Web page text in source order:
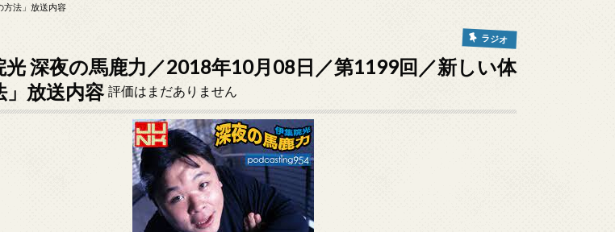
方法」放送内容
ラジオ
光 深夜の馬鹿力／2018年10月08日／第1199回／新しい体
」放送内容 評価はまだありません